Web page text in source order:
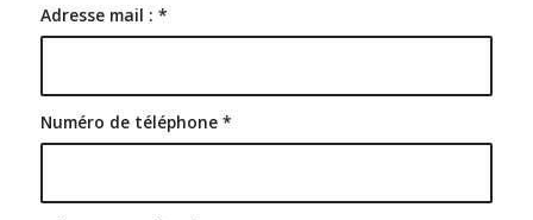
Adresse mail : *
Numéro de téléphone *